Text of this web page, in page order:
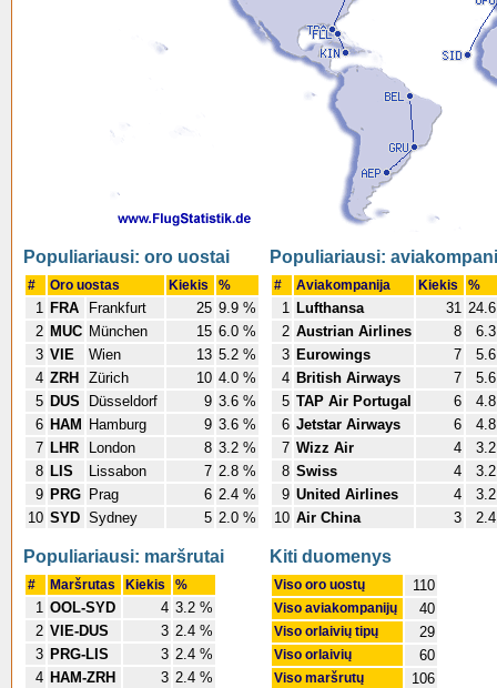
Populiariausi: oro uostai
# Oro uostas Kiekis %
1 FRA Frankfurt 25 9.9 %
2 MUC München 15 6.0 %
3 VIE Wien 13 5.2 %
4 ZRH Zürich 10 4.0 %
5 DUS Düsseldorf 9 3.6 %
6 HAM Hamburg 9 3.6 %
7 LHR London 8 3.2 %
8 LIS Lissabon 7 2.8 %
9 PRG Prag 6 2.4 %
10 SYD Sydney 5 2.0 %
Populiariausi:
# Aviakompanija Kiekis %
1 Lufthansa 31
2 Austrian Airlines 8
3 Eurowings 7
4 British Airways 7
5 TAP Air Portugal 6
6 Jetstar Airways 6
7 Wizz Air 4
8 Swiss 4
9 United Airlines 4
10 Air China 3
Populiariausi: maršrutai
# Maršrutas Kiekis %
1 OOL-SYD 4 3.2 %
2 VIE-DUS 3 2.4 %
3 PRG-LIS 3 2.4 %
4 HAM-ZRH 3 2.4 %
Kiti duomenys
Viso oro uostų 110
Viso aviakompanijų 40
Viso orlaivių tipų 29
Viso orlaivių 60
Viso maršrutų 106